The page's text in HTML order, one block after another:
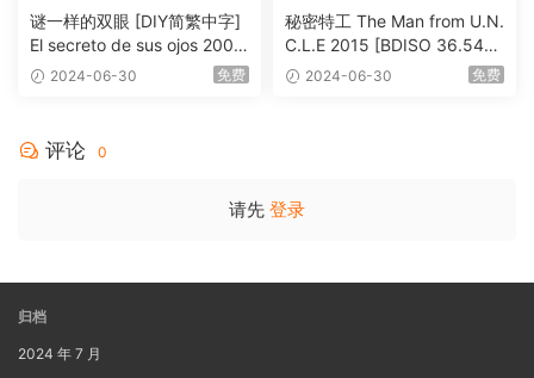
谜一样的双眼 [DIY简繁中字]
El secreto de sus ojos 2009
1080p Blu-ray AVC DTS-HD
2024-06-30 免费
秘密特工 The Man from U.N.
C.L.E 2015 [BDISO 36.54G
B] 2024-06-30 免费
评论 0
请先 登录
归档
2024 年 7 月